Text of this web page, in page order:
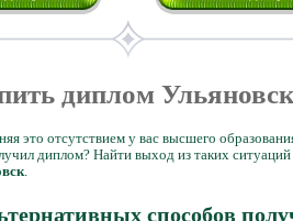
диплом Ульяновск
это отсутствием у вас высшего
диплом? Найти выход из таких
.
способов